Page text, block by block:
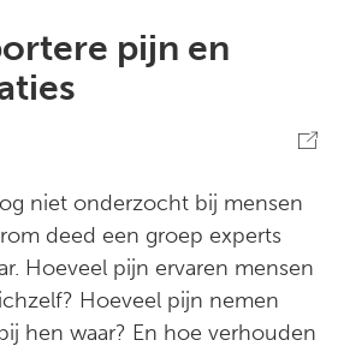
pijn en
niet onderzocht bij mensen
deed een groep experts
Hoeveel pijn ervaren mensen
Hoeveel pijn nemen
hen waar? En hoe verhouden